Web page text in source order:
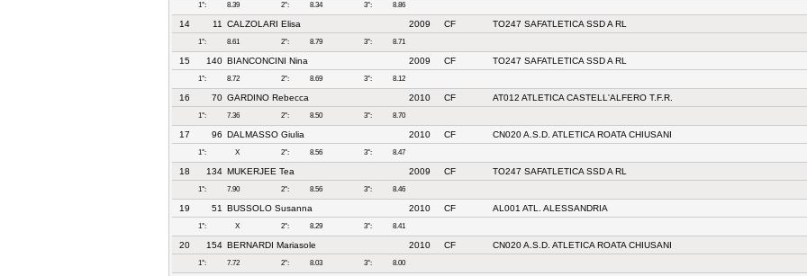
1°: 8.39 2°: 8.34 3°: 8.86
14 11 CALZOLARI Elisa 2009 CF TO247 SAFATLETICA SSD A RL
1°: 8.61 2°: 8.79 3°: 8.71
15 140 BIANCONCINI Nina 2009 CF TO247 SAFATLETICA SSD A RL
1°: 8.72 2°: 8.69 3°: 8.12
16 70 GARDINO Rebecca 2010 CF AT012 ATLETICA CASTELL'ALFERO T.F.R.
1°: 7.36 2°: 8.50 3°: 8.70
17 96 DALMASSO Giulia 2010 CF CN020 A.S.D. ATLETICA ROATA CHIUSANI
1°: X 2°: 8.56 3°: 8.47
18 134 MUKERJEE Tea 2009 CF TO247 SAFATLETICA SSD A RL
1°: 7.90 2°: 8.56 3°: 8.46
19 51 BUSSOLO Susanna 2010 CF AL001 ATL. ALESSANDRIA
1°: X 2°: 8.29 3°: 8.41
20 154 BERNARDI Mariasole 2010 CF CN020 A.S.D. ATLETICA ROATA CHIUSANI
1°: 7.72 2°: 8.03 3°: 8.00